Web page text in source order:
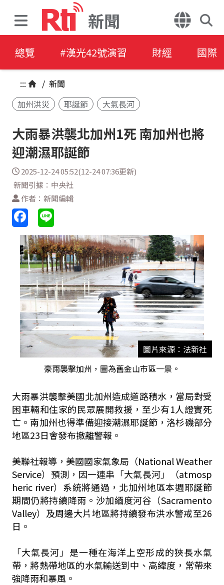
新聞
總覽 #漢光42號演習 財經 國際
::: / 新聞
加州洪災
耶誕節 大氣長河
大雨暴洪襲北加州1死 南加州也將
迎潮濕耶誕節
2025-12-24 05:52(12-24 07:36更新)
新聞引據：中央社
作者：新聞編輯
圖片來源：法新社
豪雨襲擊加州，圖為舊金山市區一景。
大雨暴洪襲擊美國北加州造成道路積水，當局對受
困車輛和住家的民眾展開救援，至少有1人證實死
亡。南加州也得準備迎接潮濕耶誕節，洛杉磯部分
地區23日會發布撤離警報。
美聯社報導，美國國家氣象局（National Weather
Service）預測，因一連串「大氣長河」（atmosp
heric river）系統將通過，北加州地區本週耶誕節
期間仍將持續降雨。沙加緬度河谷（Sacramento
Valley）及周邊大片地區將持續發布洪水警戒至26
日。
「大氣長河」是一種在海洋上空形成的狹長水氣
帶，將熱帶地區的水氣輸送到中、高緯度，常帶來
強降雨和暴風。